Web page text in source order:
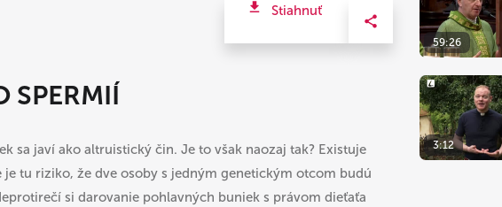
Stiahnuť
SPERMIÍ
sa javí ako altruistický čin. Je to však naozaj tak? Existuje
je tu riziko, že dve osoby s jedným genetickým otcom budú
si darovanie pohlavných buniek s právom dieťaťa
59:26
3:12